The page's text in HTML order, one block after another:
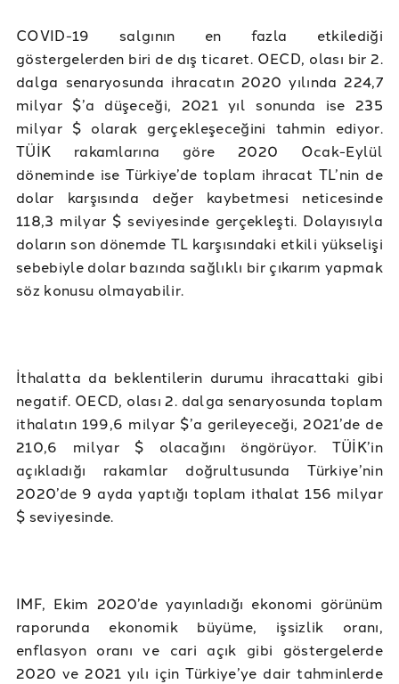
COVID-19 salgının en fazla etkilediği
göstergelerden biri de dış ticaret. OECD, olası bir 2.
dalga senaryosunda ihracatın 2020 yılında 224,7
milyar $’a düşeceği, 2021 yıl sonunda ise 235
milyar $ olarak gerçekleşeceğini tahmin ediyor.
TÜİK rakamlarına göre 2020 Ocak-Eylül
döneminde ise Türkiye’de toplam ihracat TL’nin de
dolar karşısında değer kaybetmesi neticesinde
118,3 milyar $ seviyesinde gerçekleşti. Dolayısıyla
doların son dönemde TL karşısındaki etkili yükselişi
sebebiyle dolar bazında sağlıklı bir çıkarım yapmak
söz konusu olmayabilir.
İthalatta da beklentilerin durumu ihracattaki gibi
negatif. OECD, olası 2. dalga senaryosunda toplam
ithalatın 199,6 milyar $’a gerileyeceği, 2021’de de
210,6 milyar $ olacağını öngörüyor. TÜİK’in
açıkladığı rakamlar doğrultusunda Türkiye’nin
2020’de 9 ayda yaptığı toplam ithalat 156 milyar
$ seviyesinde.
IMF, Ekim 2020’de yayınladığı ekonomi görünüm
raporunda ekonomik büyüme, işsizlik oranı,
enflasyon oranı ve cari açık gibi göstergelerde
2020 ve 2021 yılı için Türkiye’ye dair tahminlerde